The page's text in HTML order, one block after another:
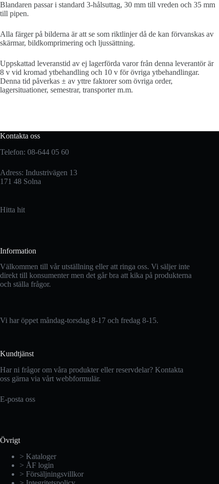
Blandaren passar i standard 3-hålsuttag, 30 mm till vreden och 35 mm
till pipen.
Alla färger på bilderna är att se som riktlinjer då de kan förvanskas av
skärmar, bildkomprimering och ljussättning.
Uppskattad leveranstid av ej lagerförda varor från denna leverantör är
8 v vid kromad ytbehandling och 10 v för övriga ytbehandlingar.
Denna tid påverkas ± av yttre faktorer som övriga order,
lagersituationer, semestrar, transporter m.m.
Kontakta oss
Telefon: 08-644 05 60
Adress: Industrivägen 13
171 48 Solna
Hitta hit
Information
Välkommen till vår utställning eller att ringa oss. Vi säljer inte
direkt till konsumenter men det går bra att kika på produkterna
och ställa frågor.
Vi har öppet måndag-torsdag 8-17 och fredag 8-15.
Kundtjänst
Har ni frågor om våra produkter eller reservdelar? Kontakta
oss gärna via vårt webbformulär.
E-posta oss
Övrigt
> Kataloger
> ÅF login
> Försäljningsvillkor